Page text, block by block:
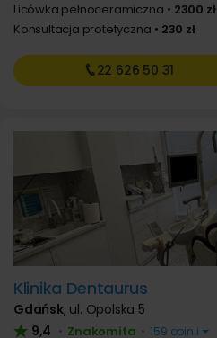
Licówka pełnoceramiczna
2300 zł
Konsultacja protetyczna
230 zł
22 626 50 31
Klinika Dentaurus
Gdańsk, ul. Opolska 5
9,4 • Znakomita • 159 opinii